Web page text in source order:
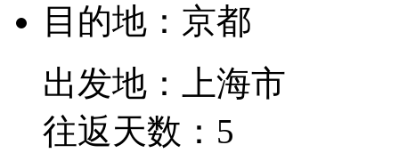
目的地： 京都
出发地：上海市
往返天数：5